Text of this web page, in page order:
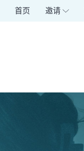
首页 邀请